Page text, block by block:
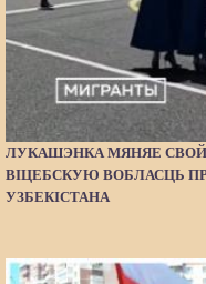
ЛУКАШЭНКА МЯНЯЕ СВОЙ
ВІЦЕБСКУЮ ВОБЛАСЦЬ
УЗБЕКІСТАНА